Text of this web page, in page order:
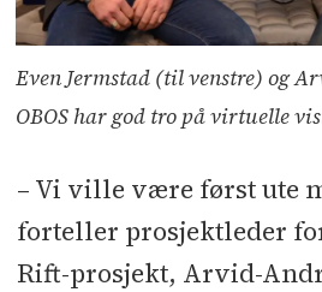
Even Jermstad (til venstre) og
OBOS har god tro på virtuelle
– Vi ville være først ute
forteller prosjektleder for
Rift-prosjekt, Arvid-